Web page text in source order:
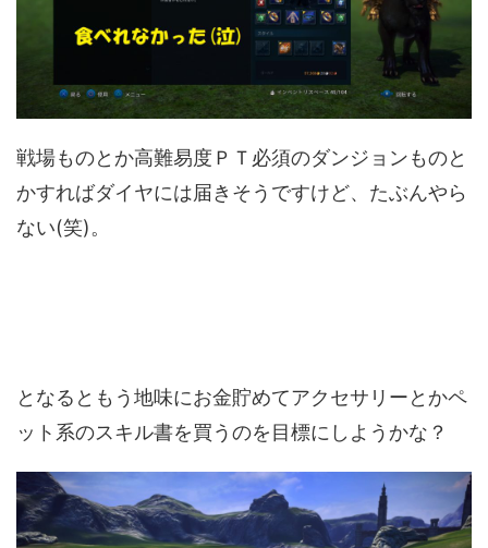
戦場ものとか高難易度ＰＴ必須のダンジョンものと
かすればダイヤには届きそうですけど、たぶんやら
ない(笑)。
となるともう地味にお金貯めてアクセサリーとかペ
ット系のスキル書を買うのを目標にしようかな？